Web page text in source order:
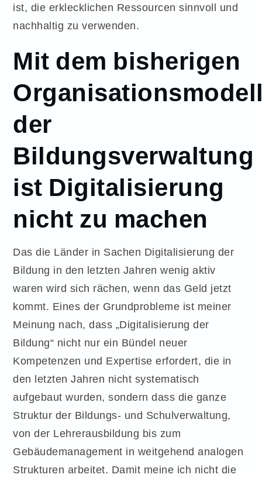
ist, die erklecklichen Ressourcen sinnvoll und
nachhaltig zu verwenden.
Mit dem bisherigen
der
Bildungsverwaltung
ist Digitalisierung
nicht zu machen
Das die Länder in Sachen Digitalisierung der
Bildung in den letzten Jahren wenig aktiv
waren wird sich rächen, wenn das Geld jetzt
kommt. Eines der Grundprobleme ist meiner
Meinung nach, dass „Digitalisierung der
Bildung“ nicht nur ein Bündel neuer
Kompetenzen und Expertise erfordert, die in
den letzten Jahren nicht systematisch
aufgebaut wurden, sondern dass die ganze
Struktur der Bildungs- und Schulverwaltung,
von der Lehrerausbildung bis zum
Gebäudemanagement in weitgehend analogen
Strukturen arbeitet. Damit meine ich nicht die